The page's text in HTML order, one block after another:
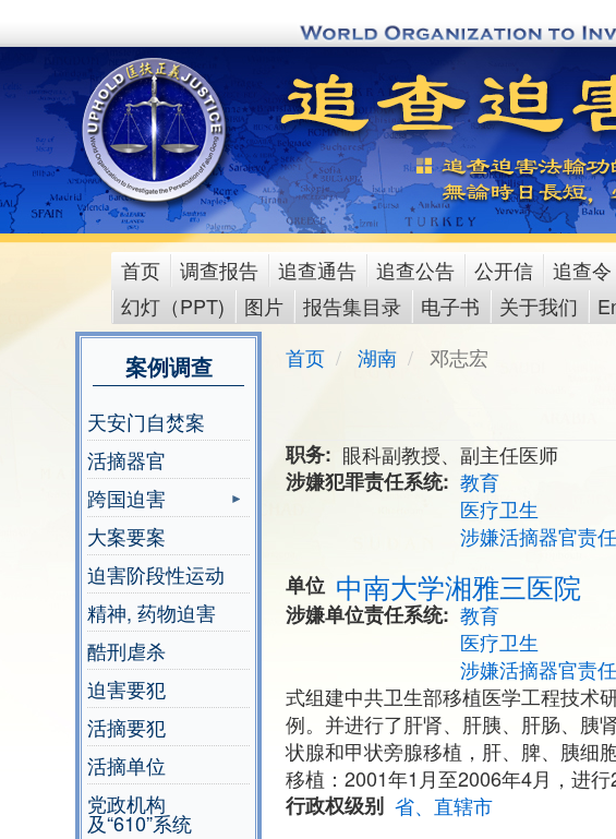
to
content
main
menu
首页 调查报告 追查通告 追查公告 公开信 追查令
幻灯（PPT)
图片 报告集目录 电子书 关于我们
案例调查
天安门自焚案
活摘器官
跨国迫害
大案要案
迫害阶段性运动
精神, 药物迫害
酷刑虐杀
迫害要犯
活摘要犯
活摘单位
党政机构
及“610”系统
首页 湖南 邓志宏
职务
眼科副教授、副主任医师
涉嫌犯罪责任系统
教育
医疗卫生
涉嫌活摘器官责
单位 中南大学湘雅三医院
涉嫌单位责任系统
教育
医疗卫生
涉嫌活摘器官责
式组建中共卫生部移植医学工程技术
例。并进行了肝肾、肝胰、肝肠、胰
状腺和甲状旁腺移植，肝、脾、胰细
移植：2001年1月至2006年4月，进行
行政权级别 省、直辖市